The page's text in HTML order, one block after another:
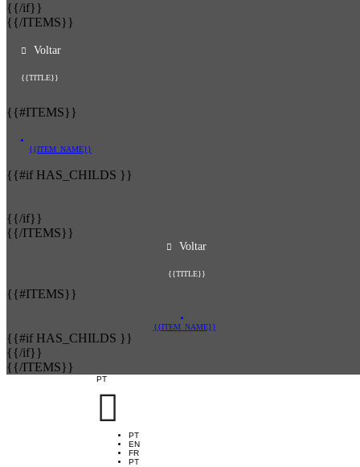
{{/if}}
{{/ITEMS}}
Voltar
{{TITLE}}
{{#ITEMS}}
{{ITEM_NAME}}
{{#if HAS_CHILDS }}
{{/if}}
{{/ITEMS}}
Voltar
{{TITLE}}
{{#ITEMS}}
{{ITEM_NAME}}
{{#if HAS_CHILDS }}
{{/if}}
{{/ITEMS}}
PT

PT
EN
FR
PT